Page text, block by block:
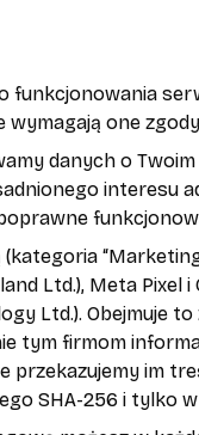
funkcjonowania
wymagają one
danych o
interesu
(kategoria
Ltd.), Meta
Ltd.). Obejmuje
tym firmom
przekazujemy im
SHA-256 i tylko